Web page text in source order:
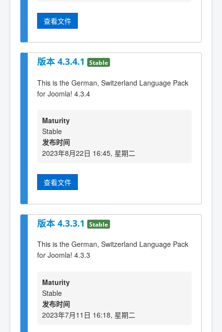
查看文件
版本 4.3.4.1 Stable
This is the German, Switzerland Language Pack
for Joomla! 4.3.4
Maturity
Stable
发布时间
2023年8月22日 16:45, 星期二
查看文件
版本 4.3.3.1 Stable
This is the German, Switzerland Language Pack
for Joomla! 4.3.3
Maturity
Stable
发布时间
2023年7月11日 16:18, 星期二